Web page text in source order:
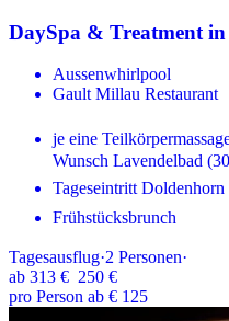
DaySpa & Treatment in
Aussenwhirlpool
Gault Millau Restaurant
je eine
Wunsch Lavendelbad
Tageseintritt Doldenhorn
Frühstücksbrunch
Tagesausflug·2 Personen·
ab 313 € 250 €
pro Person ab € 125